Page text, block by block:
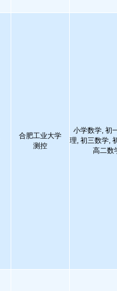
合肥工业大学
测控
小学数学, 初
理, 初三数学,
高二数